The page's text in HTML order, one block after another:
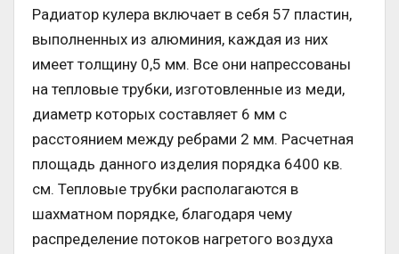
Радиатор кулера включает в себя 57 пластин,
выполненных из алюминия, каждая из них
имеет толщину 0,5 мм. Все они напрессованы
на тепловые трубки, изготовленные из меди,
диаметр которых составляет 6 мм с
расстоянием между ребрами 2 мм. Расчетная
площадь данного изделия порядка 6400 кв.
см. Тепловые трубки располагаются в
шахматном порядке, благодаря чему
распределение потоков нагретого воздуха